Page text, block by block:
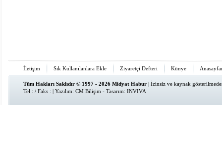
İletişim Sık Kullanılanlara Ekle Ziyaretçi Defteri Künye
Tüm Hakları Saklıdır © 1997 - 2026 Midyat Habur | İzinsiz ve kaynak
Tel : / Faks : | Yazılım: CM Bilişim - Tasarım: INVIVA